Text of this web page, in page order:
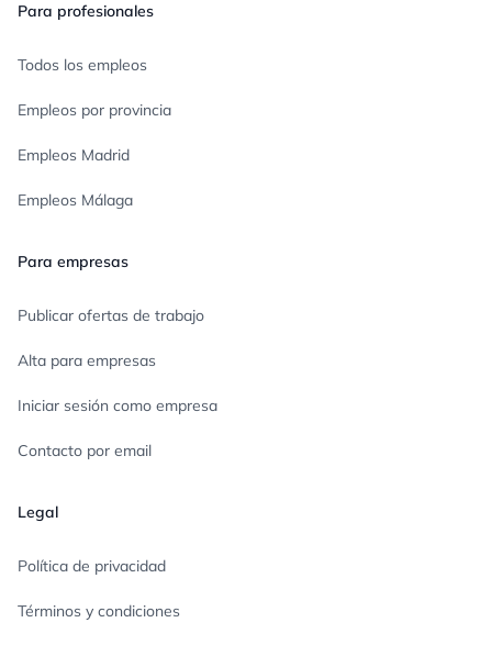
Para profesionales
Todos los empleos
Empleos por provincia
Empleos Madrid
Empleos Málaga
Para empresas
Publicar ofertas de trabajo
Alta para empresas
Iniciar sesión como empresa
Contacto por email
Legal
Política de privacidad
Términos y condiciones